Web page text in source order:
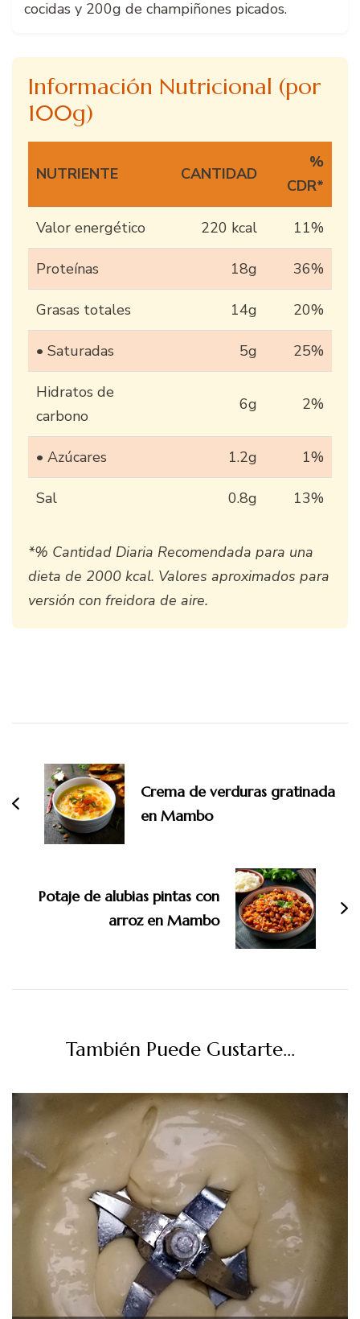
cocidas y 200g de champiñones picados.
Información Nutricional (por
100g)
NUTRIENTE CANTIDAD
%
CDR*
Valor energético 220 kcal 11%
Proteínas 18g 36%
Grasas totales 14g 20%
• Saturadas 5g 25%
Hidratos de
carbono
6g 2%
• Azúcares 1.2g 1%
Sal 0.8g 13%
*% Cantidad Diaria Recomendada para una
dieta de 2000 kcal. Valores aproximados para
versión con freidora de aire.
entradas
Crema de verduras gratinada
en Mambo
Potaje de alubias pintas con
arroz en Mambo
También Puede Gustarte...